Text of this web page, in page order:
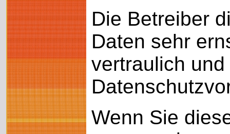
Die Betreiber
Daten sehr
vertraulich
Wenn Sie